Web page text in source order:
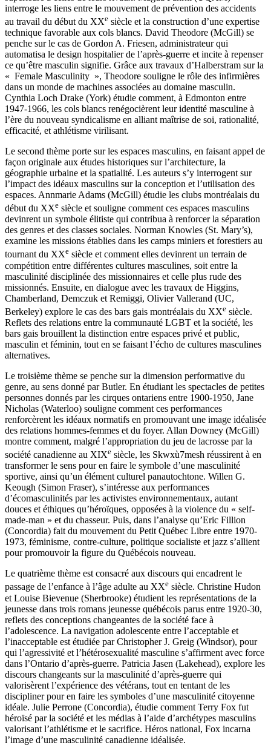
interroge les liens entre le mouvement de prévention des accidents
au travail du début du XXe siècle et la construction d’une expertise
technique favorable aux cols blancs. David Theodore (McGill) se
penche sur le cas de Gordon A. Friesen, administrateur qui
automatisa le design hospitalier de l’après-guerre et incite à repenser
ce qu’être masculin signifie. Grâce aux travaux d’Halberstram sur la
« Female Masculinity », Theodore souligne le rôle des infirmières
dans un monde de machines associées au domaine masculin.
Cynthia Loch Drake (York) étudie comment, à Edmonton entre
1947-1966, les cols blancs renégocièrent leur identité masculine à
l’ère du nouveau syndicalisme en alliant maîtrise de soi, rationalité,
efficacité, et athlétisme virilisant.
Le second thème porte sur les espaces masculins, en faisant appel de
façon originale aux études historiques sur l’architecture, la
géographie urbaine et la spatialité. Les auteurs s’y interrogent sur
l’impact des idéaux masculins sur la conception et l’utilisation des
espaces. Annmarie Adams (McGill) étudie les clubs montréalais du
début du XXe siècle et souligne comment ces espaces masculins
devinrent un symbole élitiste qui contribua à renforcer la séparation
des genres et des classes sociales. Norman Knowles (St. Mary’s),
examine les missions établies dans les camps miniers et forestiers au
tournant du XXe siècle et comment elles devinrent un terrain de
compétition entre différentes cultures masculines, soit entre la
masculinité disciplinée des missionnaires et celle plus rude des
missionnés. Ensuite, en dialogue avec les travaux de Higgins,
Chamberland, Demczuk et Remiggi, Olivier Vallerand (UC,
Berkeley) explore le cas des bars gais montréalais du XXe siècle.
Reflets des relations entre la communauté LGBT et la société, les
bars gais brouillent la distinction entre espaces privé et public,
masculin et féminin, tout en se faisant l’écho de cultures masculines
alternatives.
Le troisième thème se penche sur la dimension performative du
genre, au sens donné par Butler. En étudiant les spectacles de petites
personnes donnés par les cirques ontariens entre 1900-1950, Jane
Nicholas (Waterloo) souligne comment ces performances
renforcèrent les idéaux normatifs en promouvant une image idéalisée
des relations hommes-femmes et du foyer. Allan Downey (McGill)
montre comment, malgré l’appropriation du jeu de lacrosse par la
société canadienne au XIXe siècle, les Skwxù7mesh réussirent à en
transformer le sens pour en faire le symbole d’une masculinité
sportive, ainsi qu’un élément culturel panautochtone. Willen G.
Keough (Simon Fraser), s’intéresse aux performances
d’écomasculinités par les activistes environnementaux, autant
douces et éthiques qu’héroïques, opposées à la violence du « self-
made-man » et du chasseur. Puis, dans l’analyse qu’Eric Fillion
(Concordia) fait du mouvement du Petit Québec Libre entre 1970-
1973, féminisme, contre-culture, politique socialiste et jazz s’allient
pour promouvoir la figure du Québécois nouveau.
Le quatrième thème est consacré aux discours qui encadrent le
passage de l’enfance à l’âge adulte au XXe siècle. Christine Hudon
et Louise Bievenue (Sherbrooke) étudient les représentations de la
jeunesse dans trois romans jeunesse québécois parus entre 1920-30,
reflets des conceptions changeantes de la société face à
l’adolescence. La navigation adolescente entre l’acceptable et
l’inacceptable est étudiée par Christopher J. Greig (Windsor), pour
qui l’agressivité et l’hétérosexualité masculine s’affirment avec force
dans l’Ontario d’après-guerre. Patricia Jasen (Lakehead), explore les
discours changeants sur la masculinité d’après-guerre qui
valorisèrent l’expérience des vétérans, tout en tentant de les
discipliner pour en faire les symboles d’une masculinité citoyenne
idéale. Julie Perrone (Concordia), étudie comment Terry Fox fut
héroïsé par la société et les médias à l’aide d’archétypes masculins
valorisant l’athlétisme et le sacrifice. Héros national, Fox incarna
l’image d’une masculinité canadienne idéalisée.